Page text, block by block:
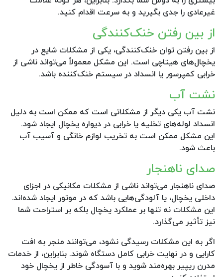
غیرعادی را جدی بگیرید و به سرعت اقدام کنید.
از بین رفتن خنک‌کنندگی
از بین رفتن توان خنک‌کنندگی، یکی از مشکلات شایع در
یخچال‌های هیتاچی است. این مشکل معمولاً می‌تواند ناشی از
خرابی کمپرسور یا انسداد در سیستم خنک‌کننده باشد.
نشت آب
نشت آب یکی دیگر از مشکلاتی است که ممکن است به دلیل
انسداد لوله‌های تخلیه یا خرابی در دیواره یخچال ایجاد شود.
این مشکل ممکن است به تخریب لوازم خانگی و آسیب آب
باعث شود.
صدای ناهنجار
صدای ناهنجار می‌تواند ناشی از مشکلات مکانیکی در اجزای
داخلی یخچال، یا آلودگی‌هایی باشد که در موتور ایجاد شده‌اند.
این مشکلات نه تنها بر عملکرد یخچال بلکه بر استراحت شما
نیز تأثیر می‌گذارد.
اگر به این مشکلات رسیدگی نشود، می‌توانند منجر به افت
کارایی و در نهایت خرابی کامل دستگاه شوند. بنابراین، از خدمات
مدرن ریپیر بهره‌مند شوید و با آسودگی خاطر از یخچال خود